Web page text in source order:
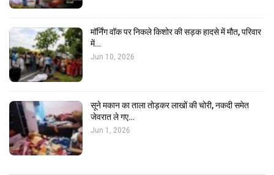
मॉर्निंग वॉक पर निकले किशोर की सड़क हादसे में मौत, परिवार
में…
Jun 10, 2026
सूने मकान का ताला तोड़कर लाखों की चोरी, नकदी समेत
जेवरात ले गए…
Jun 1, 2026